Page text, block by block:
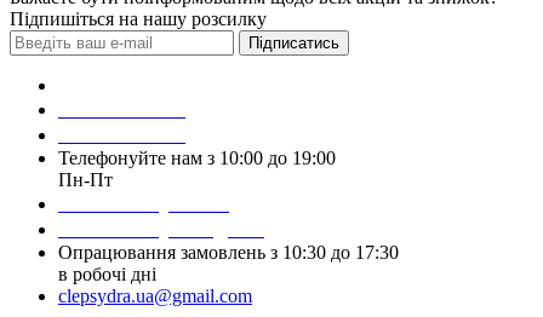
Підпишіться на нашу розсилку
Підписатись
Телефонуйте нам з 10:00 до 19:00
Пн-Пт
Опрацювання замовлень з 10:30 до 17:30
в робочі дні
clepsydra.ua@gmail.com